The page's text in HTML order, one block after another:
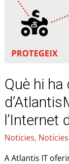
Què hi ha
l’Internet
Noticies, Noticies
A Atlantis IT
darrere
d’AtlantisMOTO?
T’expliquem
l’Internet
les
coses